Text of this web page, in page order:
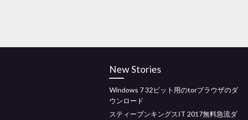
New Stories
Windows 7 32ビット用のtorブラウザのダ
ウンロード
スティーブンキングスIT 2017無料急流ダ